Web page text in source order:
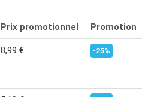
Prix promotionnel Promotion
8,99 € -25%